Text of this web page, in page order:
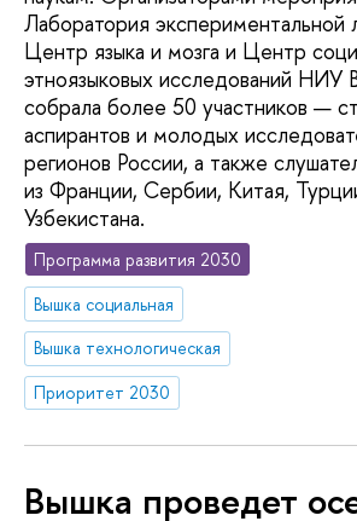
Лаборатория экспериментальной
Центр языка и мозга и Центр
этноязыковых исследований
собрала более 50 участников —
аспирантов и молодых
регионов России, а также
из Франции, Сербии, Китая,
Узбекистана.
Программа развития 2030
Вышка социальная
Вышка технологическая
Приоритет 2030
Вышка проведет